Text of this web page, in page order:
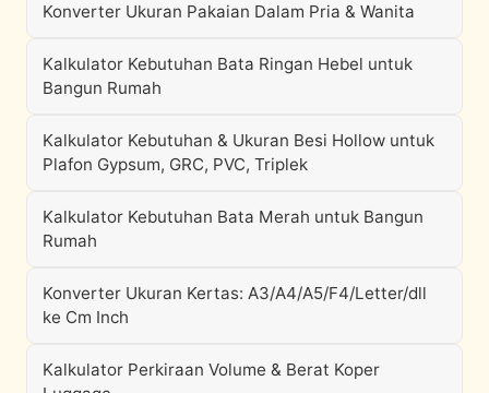
Konverter Ukuran Pakaian Dalam Pria & Wanita
Kalkulator Kebutuhan Bata Ringan Hebel untuk
Bangun Rumah
Kalkulator Kebutuhan & Ukuran Besi Hollow untuk
Plafon Gypsum, GRC, PVC, Triplek
Kalkulator Kebutuhan Bata Merah untuk Bangun
Rumah
Konverter Ukuran Kertas: A3/A4/A5/F4/Letter/dll
ke Cm Inch
Kalkulator Perkiraan Volume & Berat Koper